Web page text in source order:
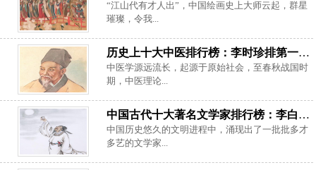
“江山代有才人出”，中国绘画史上大师云起，群星
璀璨，令我...
历史上十大中医排行榜：李时珍排第一位，华佗排第二位
中医学源远流长，起源于原始社会，至春秋战国时
期，中医理论...
中国古代十大著名文学家排行榜：李白位居榜首，屈原紧随其后
中国历史悠久的文明进程中，涌现出了一批批多才
多艺的文学家...